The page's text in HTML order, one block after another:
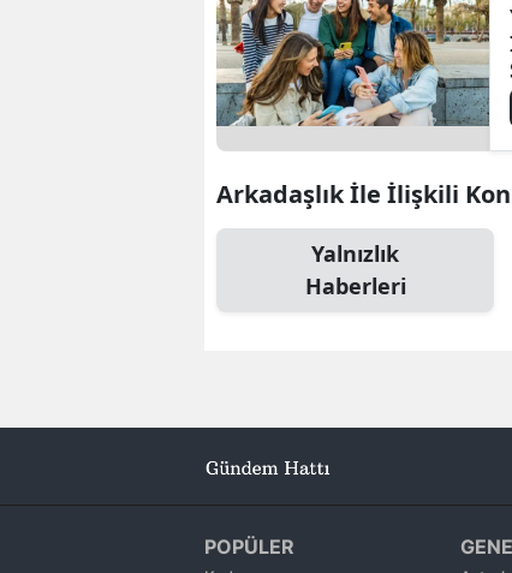
Arkadaşlık İle İlişkili
Yalnızlık
Haberleri
POPÜLER